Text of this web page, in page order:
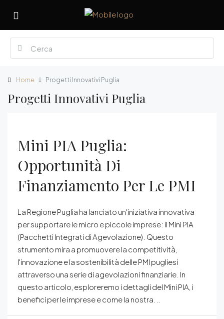
Home Progetti Innovativi Puglia
Progetti Innovativi Puglia
Mini PIA Puglia:
Opportunità Di
Finanziamento Per Le PMI
La Regione Puglia ha lanciato un'iniziativa innovativa
per supportare le micro e piccole imprese: il Mini PIA
(Pacchetti Integrati di Agevolazione). Questo
strumento mira a promuovere la competitività,
l'innovazione e la sostenibilità delle PMI pugliesi
attraverso una serie di agevolazioni finanziarie. In
questo articolo, esploreremo i dettagli del Mini PIA, i
benefici per le imprese e come la nostra...